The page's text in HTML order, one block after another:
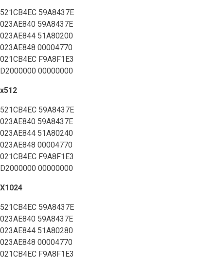
521CB4EC 59A8437E
023AE840 59A8437E
023AE844 51A80200
023AE848 00004770
021CB4EC F9A8F1E3
D2000000 00000000
x512
521CB4EC 59A8437E
023AE840 59A8437E
023AE844 51A80240
023AE848 00004770
021CB4EC F9A8F1E3
D2000000 00000000
X1024
521CB4EC 59A8437E
023AE840 59A8437E
023AE844 51A80280
023AE848 00004770
021CB4EC F9A8F1E3